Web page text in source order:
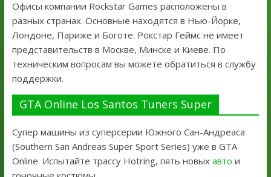
Офисы компании Rockstar Games расположены в
разных странах. Основные находятся в Нью-Йорке,
Лондоне, Париже и Боготе. Рокстар Геймс не имеет
представительств в Москве, Минске и Киеве. По
техническим вопросам вы можете обратиться в службу
поддержки.
GTA Online Los Santos Tuners Super
Супер машины из суперсерии Южного Сан-Андреаса
(Southern San Andreas Super Sport Series) уже в GTA
Online. Испытайте трассу Hotring, пять новых авто и